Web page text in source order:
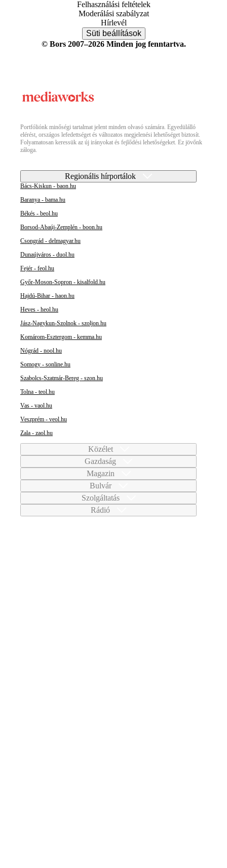
Felhasználási feltételek
Moderálási szabályzat
Hírlevél
Süti beállítások
© Bors 2007–2026 Minden jog fenntartva.
Portfóliónk minőségi tartalmat jelent minden olvasó számára. Egyedülálló
elérést, országos lefedettséget és változatos megjelenési lehetőséget biztosít.
Folyamatosan keressük az új irányokat és fejlődési lehetőségeket. Ez jövőnk
záloga.
Regionális hírportálok
Bács-Kiskun - baon.hu
Baranya - bama.hu
Békés - beol.hu
Borsod-Abaúj-Zemplén - boon.hu
Csongrád - delmagyar.hu
Dunaújváros - duol.hu
Fejér - feol.hu
Győr-Moson-Sopron - kisalfold.hu
Hajdú-Bihar - haon.hu
Heves - heol.hu
Jász-Nagykun-Szolnok - szoljon.hu
Komárom-Esztergom - kemma.hu
Nógrád - nool.hu
Somogy - sonline.hu
Szabolcs-Szatmár-Bereg - szon.hu
Tolna - teol.hu
Vas - vaol.hu
Veszprém - veol.hu
Zala - zaol.hu
Közélet
Gazdaság
Magazin
Bulvár
Szolgáltatás
Rádió